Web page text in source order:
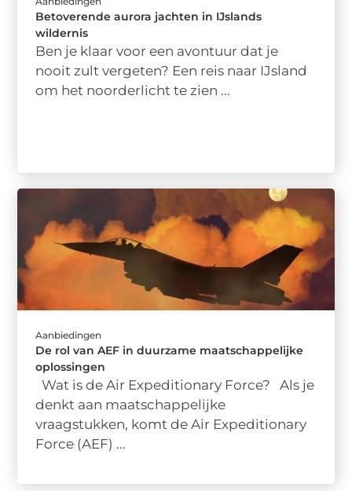
Betoverende aurora jachten in IJslands
wildernis
Ben je klaar voor een avontuur dat je
nooit zult vergeten? Een reis naar IJsland
om het noorderlicht te zien ...
Aanbiedingen
De rol van AEF in duurzame maatschappelijke
oplossingen
Wat is de Air Expeditionary Force? Als je
denkt aan maatschappelijke
vraagstukken, komt de Air Expeditionary
Force (AEF) ...